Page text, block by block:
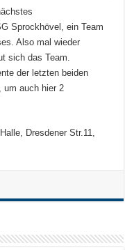
Sprockhövel, ein Team
Also mal wieder
sich das Team.
der letzten beiden
um auch hier 2
Dresdener Str.11,